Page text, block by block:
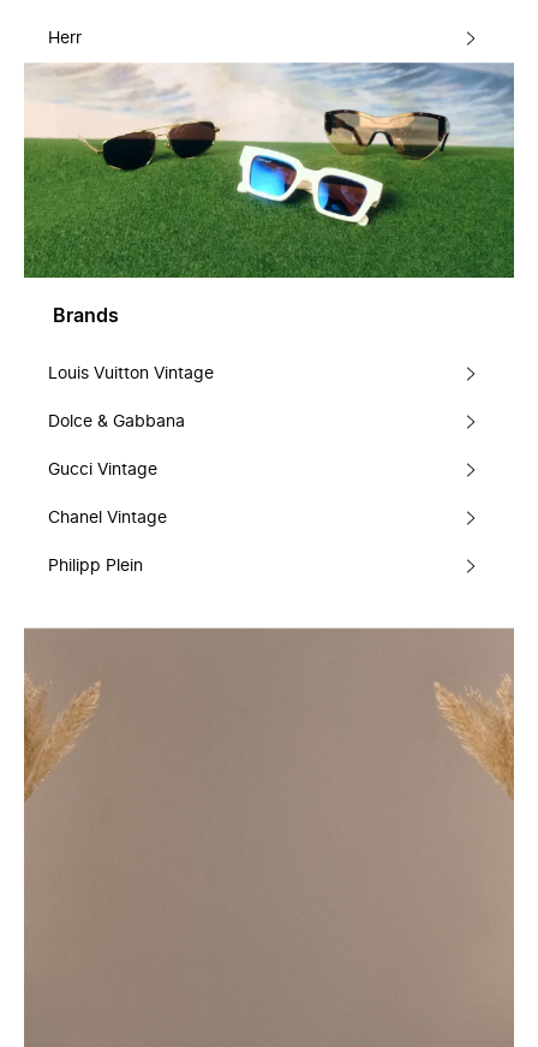
Herr
Brands
Louis Vuitton Vintage
Dolce & Gabbana
Gucci Vintage
Chanel Vintage
Philipp Plein